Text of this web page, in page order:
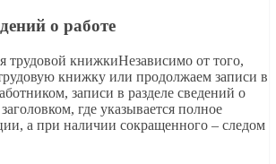
о работе
Независимо от того,
книжку или продолжаем записи в
записи в разделе сведений о
где указывается полное
а при наличии сокращенного – следом